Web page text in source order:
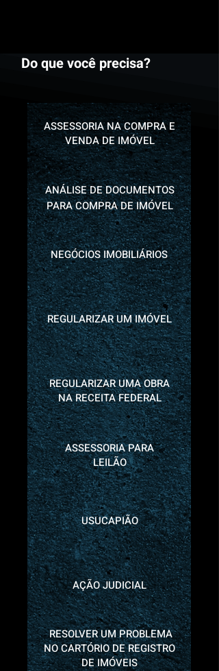
Do que você precisa?
ASSESSORIA NA COMPRA E
VENDA DE IMÓVEL
NEGÓCIOS IMOBILIÁRIOS
ASSESSORIA PARA
LEILÃO
AÇÃO JUDICIAL
REGULARIZAR UM IMÓVEL
RESOLVER UM PROBLEMA
NO CARTÓRIO DE REGISTRO
DE IMÓVEIS
REGULARIZAR UMA OBRA
NA RECEITA FEDERAL
USUCAPIÃO
ANÁLISE DE DOCUMENTOS
PARA COMPRA DE IMÓVEL